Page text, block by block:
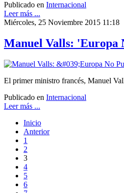
Publicado en Internacional
Leer más ...
Miércoles, 25 Noviembre 2015 11:18
Manuel Valls: 'Europa
El primer ministro francés, Manuel
Publicado en Internacional
Leer más ...
Inicio
Anterior
1
2
3
4
5
6